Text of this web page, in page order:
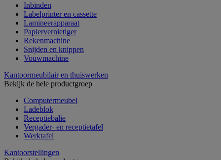
Inbinden
Labelprinter en cassette
Lamineerapparaat
Papiervernietiger
Rekenmachine
Snijden en knippen
Vouwmachine
Kantoormeubilair en thuiswerken
Bekijk de hele productgroep
Computermeubel
Ladeblok
Receptiebalie
Vergader- en receptietafel
Werktafel
Kantoorstellingen